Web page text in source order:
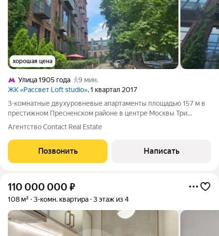
хорошая цена
Улица 1905 года
9 мин.
ЖК «Рассвет Loft studio», 1 квартал 2017
3-комнатные двухуровневые апартаменты площадью 157 м в
престижном Пресненском районе в центре Москвы Три
просторных этажа с панорамными окнами, мансарда, веранда и
загородной жизни в центре Москвы!
Агентство Contact Real Estate
Позвонить Написать
110 000 000 ₽
108 м² 3-комн. квартира 3 этаж из 4